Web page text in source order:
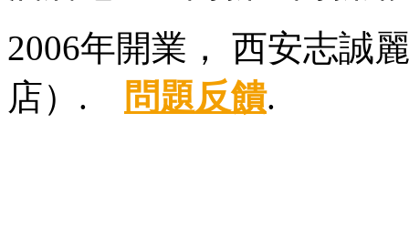
2006年開業， 西安志誠
店）.
問題反饋.